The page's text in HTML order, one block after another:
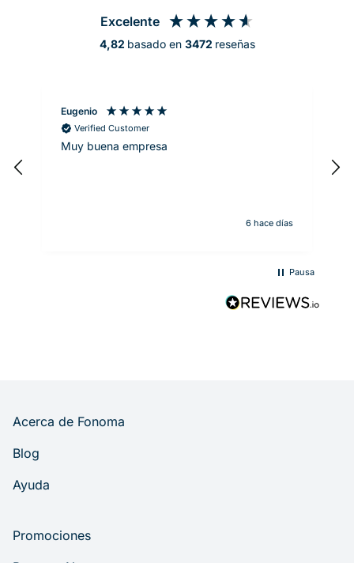
Excelente
4,82 basado en 3472 reseñas
Eugenio
Verified Customer
Muy buena empresa
6 hace días
Pausa
Acerca de Fonoma
Blog
Ayuda
Promociones